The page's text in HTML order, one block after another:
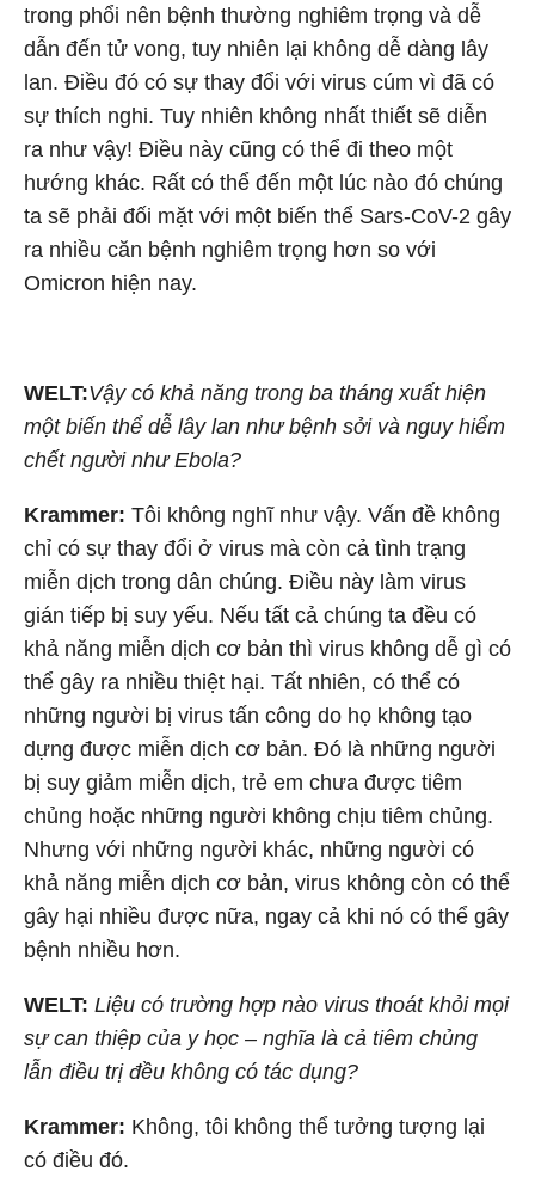
trong phổi nên bệnh thường nghiêm trọng và dễ
dẫn đến tử vong, tuy nhiên lại không dễ dàng lây
lan. Điều đó có sự thay đổi với virus cúm vì đã có
sự thích nghi. Tuy nhiên không nhất thiết sẽ diễn
ra như vậy! Điều này cũng có thể đi theo một
hướng khác. Rất có thể đến một lúc nào đó chúng
ta sẽ phải đối mặt với một biến thể Sars-CoV-2 gây
ra nhiều căn bệnh nghiêm trọng hơn so với
Omicron hiện nay.
WELT:Vậy có khả năng trong ba tháng xuất hiện
một biến thể dễ lây lan như bệnh sởi và nguy hiểm
chết người như Ebola?
Krammer: Tôi không nghĩ như vậy. Vấn đề không
chỉ có sự thay đổi ở virus mà còn cả tình trạng
miễn dịch trong dân chúng. Điều này làm virus
gián tiếp bị suy yếu. Nếu tất cả chúng ta đều có
khả năng miễn dịch cơ bản thì virus không dễ gì có
thể gây ra nhiều thiệt hại. Tất nhiên, có thể có
những người bị virus tấn công do họ không tạo
dựng được miễn dịch cơ bản. Đó là những người
bị suy giảm miễn dịch, trẻ em chưa được tiêm
chủng hoặc những người không chịu tiêm chủng.
Nhưng với những người khác, những người có
khả năng miễn dịch cơ bản, virus không còn có thể
gây hại nhiều được nữa, ngay cả khi nó có thể gây
bệnh nhiều hơn.
WELT: Liệu có trường hợp nào virus thoát khỏi mọi
sự can thiệp của y học – nghĩa là cả tiêm chủng
lẫn điều trị đều không có tác dụng?
Krammer: Không, tôi không thể tưởng tượng lại
có điều đó.